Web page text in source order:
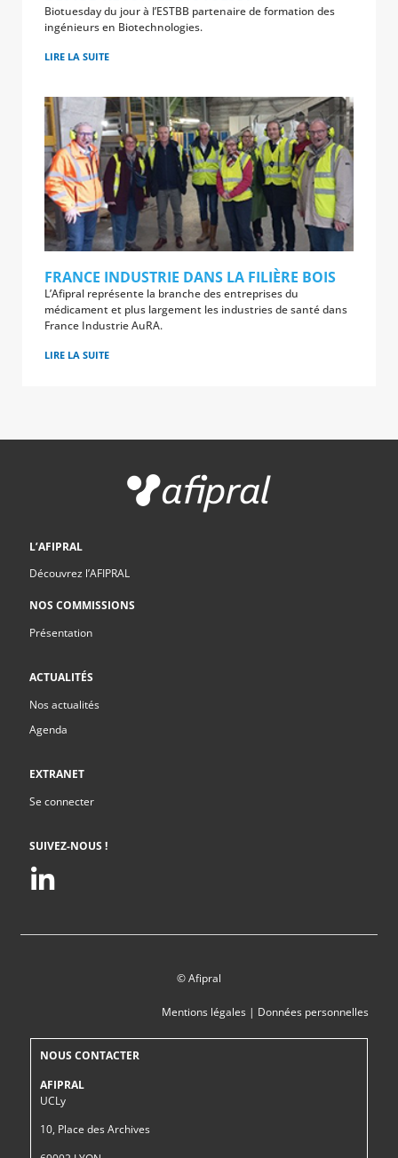
Biotuesday du jour à l’ESTBB partenaire de formation des
ingénieurs en Biotechnologies.
LIRE LA SUITE
FRANCE INDUSTRIE DANS LA FILIÈRE BOIS
L’Afipral représente la branche des entreprises du
médicament et plus largement les industries de santé dans
France Industrie AuRA.
LIRE LA SUITE
L’AFIPRAL
Découvrez l’AFIPRAL
NOS COMMISSIONS
Présentation
ACTUALITÉS
Nos actualités
Agenda
EXTRANET
Se connecter
SUIVEZ-NOUS !
© Afipral
Mentions légales| Données personnelles
NOUS CONTACTER
AFIPRAL
UCLy
10, Place des Archives